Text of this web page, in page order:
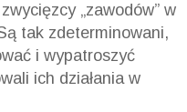
„zawodów” w
tak zdeterminowani,
i wypatroszyć
ich działania w